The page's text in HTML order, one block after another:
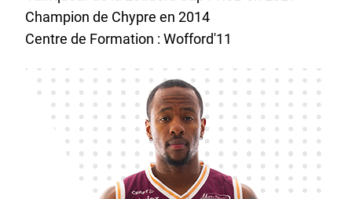
Champion de Chypre en 2014
Centre de Formation : Wofford'11